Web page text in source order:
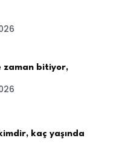
zaman bitiyor,
kaç yaşında